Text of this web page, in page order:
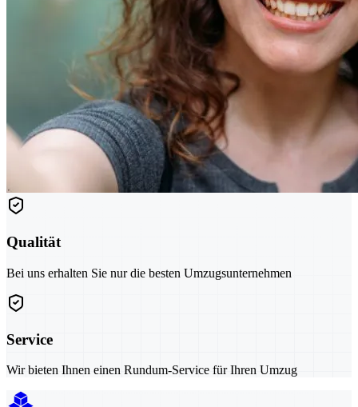
Qualität
Bei uns erhalten Sie nur die besten Umzugsunternehmen
Service
Wir bieten Ihnen einen Rundum-Service für Ihren Umzug